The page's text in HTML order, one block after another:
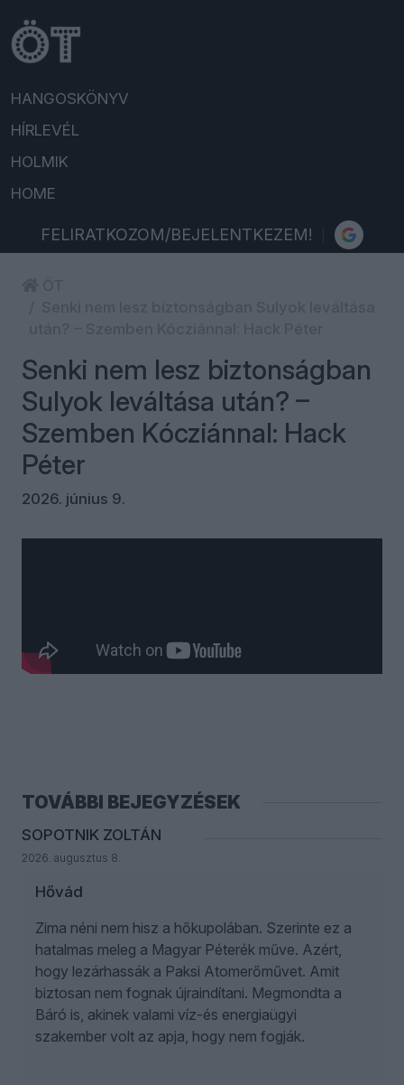
HANGOSKÖNYV
HÍRLEVÉL
HOLMIK
HOME
FELIRATKOZOM/BEJELENTKEZEM!
Senki nem lesz biztonságban
Sulyok leváltása után? –
Szemben Kócziánnal: Hack
Péter
2026. június 9.
Bejelentkezés
TOVÁBBI BEJEGYZÉSEK
SOPOTNIK ZOLTÁN
2026. augusztus 8.
Hővád
Zima néni nem hisz a hőkupolában. Szerinte ez a
hatalmas meleg a Magyar Péterék műve. Azért,
hogy lezárhassák a Paksi Atomerőművet. Amit
biztosan nem fognak újraindítani. Megmondta a
Báró is, akinek valami víz-és energiaügyi
szakember volt az apja, hogy nem fogják.